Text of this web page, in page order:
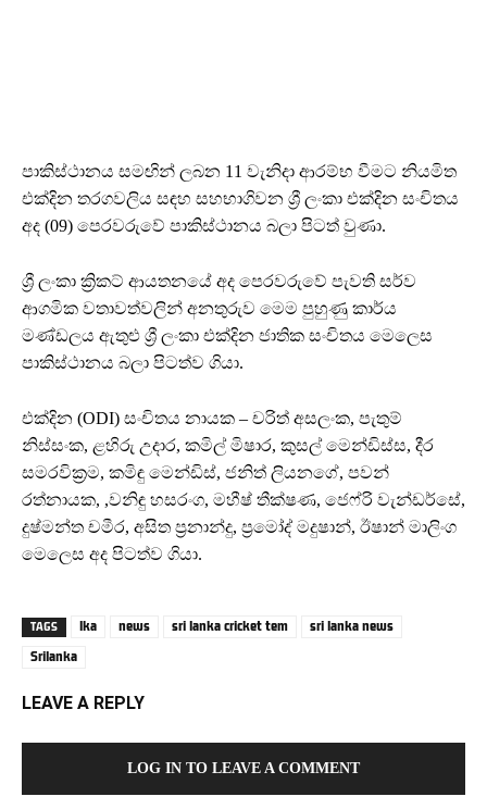
පාකිස්ථානය සමඟින් ලබන 11 වැනිදා ආරම්භ වීමට නියමිත
එක්දින තරගවලිය සඳහ සහභාගිවන ශ්‍රී ලංකා එක්දින සංචිතය
අද (09) පෙරවරුවේ පාකිස්ථානය බලා පිටත් වුණා.
ශ්‍රී ලංකා ක්‍රිකට් ආයතනයේ අද පෙරවරුවේ පැවති සර්ව
ආගමික වතාවත්වලින් අනතුරුව මෙම පුහුණු කාර්ය
මණ්ඩලය ඇතුළු ශ්‍රී ලංකා එක්දින ජාතික සංචිතය මෙලෙස
පාකිස්ථානය බලා පිටත්ව ගියා.
එක්දින (ODI) සංචිතය නායක – චරිත් අසලංක, පැතුම්
නිස්සංක, ළහිරු උදාර, කමිල් මිෂාර, කුසල් මෙන්ඩිස්ස, දීර
සමරවික්‍රම, කමිඳු මෙන්ඩිස්, ජනිත් ලියනගේ, පවන්
රත්නායක, ,වනිඳු හසරංග, මහීෂ් තීක්ෂණ, ජෙෆ්රි වැන්ඩර්සේ,
දුෂ්මන්ත චමීර, අසිත ප්‍රනාන්දු, ප්‍රමෝද් මදුෂාන්, ඊෂාන් මාලිංග
මෙලෙස අද පිටත්ව ගියා.
TAGS lka news sri lanka cricket tem
sri lanka news
Srilanka
LEAVE A REPLY
LOG IN TO LEAVE A COMMENT